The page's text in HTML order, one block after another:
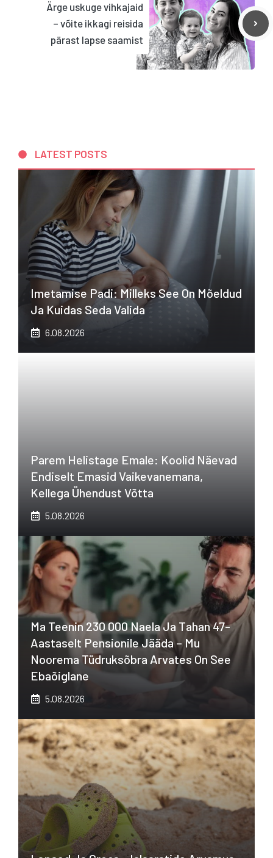
Ärge uskuge vihkajaid
– võite ikkagi reisida
pärast lapse saamist
LATEST POSTS
Imetamise Padi: Milleks See On Mõeldud
Ja Kuidas Seda Valida
6.08.2026
Parem Helistage Emale: Koolid Näevad
Endiselt Emasid Vaikevanemana,
Kellega Ühendust Võtta
5.08.2026
Ma Teenin 230 000 Naela Ja Tahan 47-
Aastaselt Pensionile Jääda – Mu
Noorema Tüdruksõbra Arvates On See
Ebaõiglane
5.08.2026